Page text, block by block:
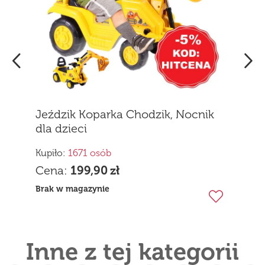
Jeździk Koparka Chodzik, Nocnik
dla dzieci
Kupiło: 1671 osób
Cena: 199,90zł
Brak w magazynie
Inne z tej kategorii